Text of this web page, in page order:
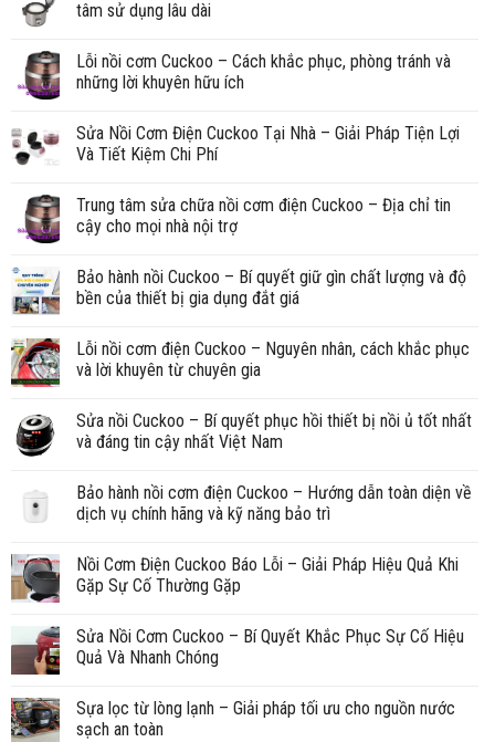
tâm sử dụng lâu dài
Lỗi nồi cơm Cuckoo – Cách khắc phục, phòng tránh và
những lời khuyên hữu ích
Sửa Nồi Cơm Điện Cuckoo Tại Nhà – Giải Pháp Tiện Lợi
Và Tiết Kiệm Chi Phí
Trung tâm sửa chữa nồi cơm điện Cuckoo – Địa chỉ tin
cậy cho mọi nhà nội trợ
Bảo hành nồi Cuckoo – Bí quyết giữ gìn chất lượng và độ
bền của thiết bị gia dụng đắt giá
Lỗi nồi cơm điện Cuckoo – Nguyên nhân, cách khắc phục
và lời khuyên từ chuyên gia
Sửa nồi Cuckoo – Bí quyết phục hồi thiết bị nồi ủ tốt nhất
và đáng tin cậy nhất Việt Nam
Bảo hành nồi cơm điện Cuckoo – Hướng dẫn toàn diện về
dịch vụ chính hãng và kỹ năng bảo trì
Nồi Cơm Điện Cuckoo Báo Lỗi – Giải Pháp Hiệu Quả Khi
Gặp Sự Cố Thường Gặp
Sửa Nồi Cơm Cuckoo – Bí Quyết Khắc Phục Sự Cố Hiệu
Quả Và Nhanh Chóng
Sựa lọc từ lòng lạnh – Giải pháp tối ưu cho nguồn nước
sạch an toàn